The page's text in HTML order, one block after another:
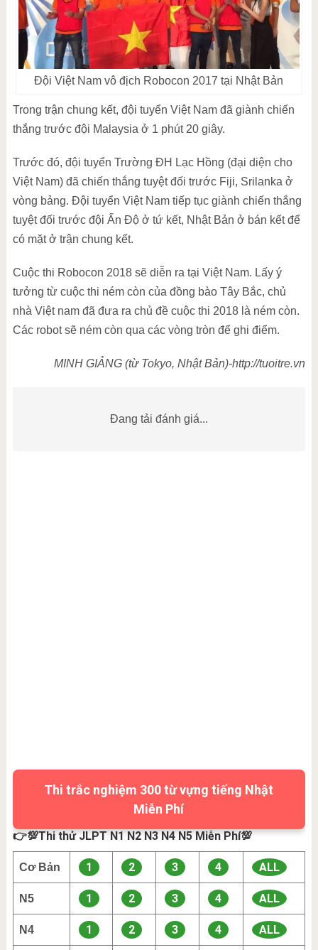
Đội Việt Nam vô địch Robocon 2017 tại Nhật Bản
Trong trận chung kết, đội tuyển Việt Nam đã giành chiến
thắng trước đội Malaysia ở 1 phút 20 giây.
Trước đó, đội tuyển Trường ĐH Lạc Hồng (đại diện cho
Việt Nam) đã chiến thắng tuyệt đối trước Fiji, Srilanka ở
vòng bảng. Đội tuyển Việt Nam tiếp tục giành chiến thắng
tuyệt đối trước đội Ấn Độ ở tứ kết, Nhật Bản ở bán kết để
có mặt ở trận chung kết.
Cuộc thi Robocon 2018 sẽ diễn ra tại Việt Nam. Lấy ý
tưởng từ cuộc thi ném còn của đồng bào Tây Bắc, chủ
nhà Việt nam đã đưa ra chủ đề cuộc thi 2018 là ném còn.
Các robot sẽ ném còn qua các vòng tròn để ghi điểm.
MINH GIẢNG (từ Tokyo, Nhật Bản)-http://tuoitre.vn
Đang tải đánh giá...
Thi trắc nghiệm 300 từ vựng tiếng Nhật
Miễn Phí
👉💯Thi thử JLPT N1 N2 N3 N4 N5 Miễn Phí💯
Cơ Bản 1 2 3 4 ALL
N5 1 2 3 4 ALL
N4 1 2 3 4 ALL